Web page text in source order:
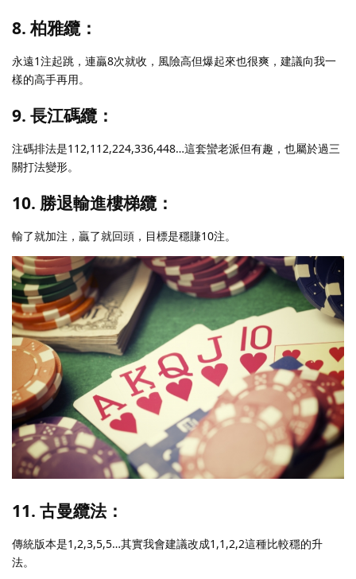
8. 柏雅纜：
永遠1注起跳，連贏8次就收，風險高但爆起來也很爽，建議向我一
樣的高手再用。
9. 長江碼纜：
注碼排法是112,112,224,336,448…這套蠻老派但有趣，也屬於過三
關打法變形。
10. 勝退輸進樓梯纜：
輸了就加注，贏了就回頭，目標是穩賺10注。
11. 古曼纜法：
傳統版本是1,2,3,5,5…其實我會建議改成1,1,2,2這種比較穩的升
法。